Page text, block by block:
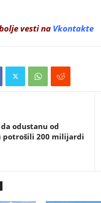
vesti na Vkontakte
odustanu od
potrošili 200 milijardi